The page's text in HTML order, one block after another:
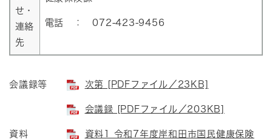
せ・
連絡
先
電話 ： 072-423-9456
会議録等 次第 [PDFファイル／23KB]
会議録 [PDFファイル／203KB]
資料
資料1 令和7年度岸和田市国民健康保険